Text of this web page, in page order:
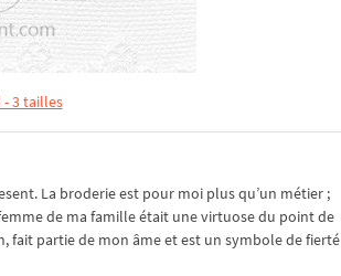
3 tailles
La broderie est pour moi plus qu’un métier ;
de ma famille était une virtuose du point de
fait partie de mon âme et est un symbole de fierté